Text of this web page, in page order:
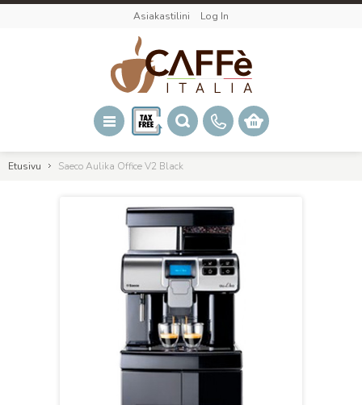
Asiakastilini Log In
Etusivu Saeco Aulika Office V2 Black